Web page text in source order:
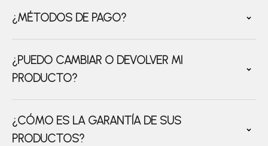
¿MÉTODOS DE PAGO?
¿PUEDO CAMBIAR O DEVOLVER MI
PRODUCTO?
¿CÓMO ES LA GARANTÍA DE SUS
PRODUCTOS?